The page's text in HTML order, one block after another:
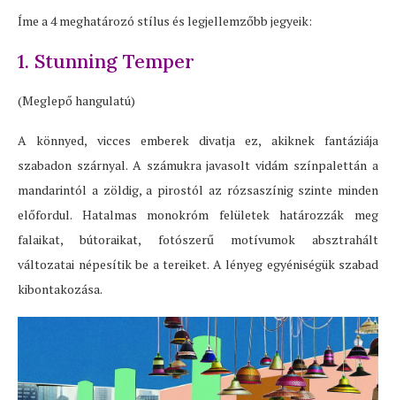
Íme a 4 meghatározó stílus és legjellemzőbb jegyeik:
1. Stunning Temper
(Meglepő hangulatú)
A könnyed, vicces emberek divatja ez, akiknek fantáziája
szabadon szárnyal. A számukra javasolt vidám színpalettán a
mandarintól a zöldig, a pirostól az rózsaszínig szinte minden
előfordul. Hatalmas monokróm felületek határozzák meg
falaikat, bútoraikat, fotószerű motívumok absztrahált
változatai népesítik be a tereiket. A lényeg egyéniségük szabad
kibontakozása.